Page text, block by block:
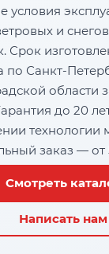
условия
и
Срок
по Санкт-
области
до 20
технологии
заказ — от
Смотреть
Написать нам